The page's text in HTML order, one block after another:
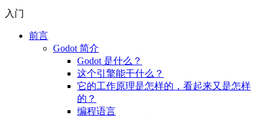
入门
前言
Godot 简介
Godot 是什么？
这个引擎能干什么？
它的工作原理是怎样的，看起来又是怎样
的？
编程语言